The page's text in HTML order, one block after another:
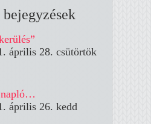
április 28. csütörtök
április 26. kedd